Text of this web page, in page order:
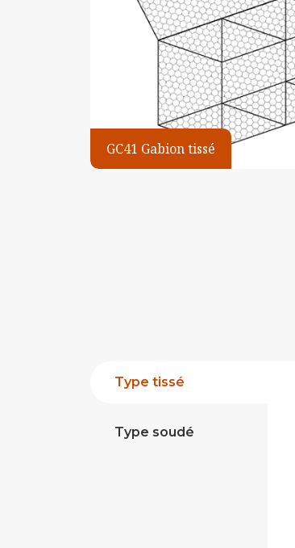
GC41 Gabion tissé
Type tissé
Type soudé